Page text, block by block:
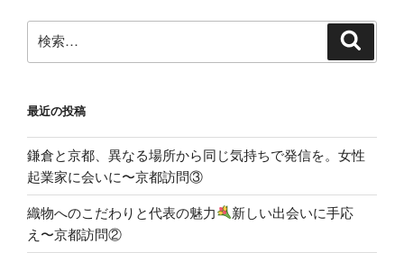
索:
最近の投稿
鎌倉と京都、異なる場所から同じ気持ちで発信を。女性
起業家に会いに〜京都訪問③
織物へのこだわりと代表の魅力
新しい出会いに手応
え〜京都訪問②